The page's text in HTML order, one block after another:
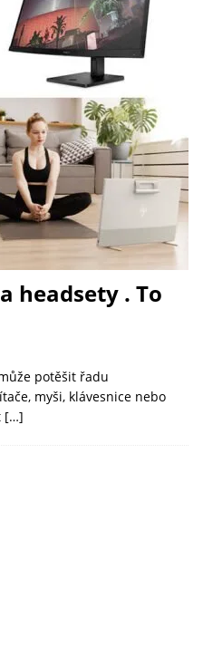
milovníci technologií
headsety . To
potěšit řadu
myši, klávesnice nebo
[…]